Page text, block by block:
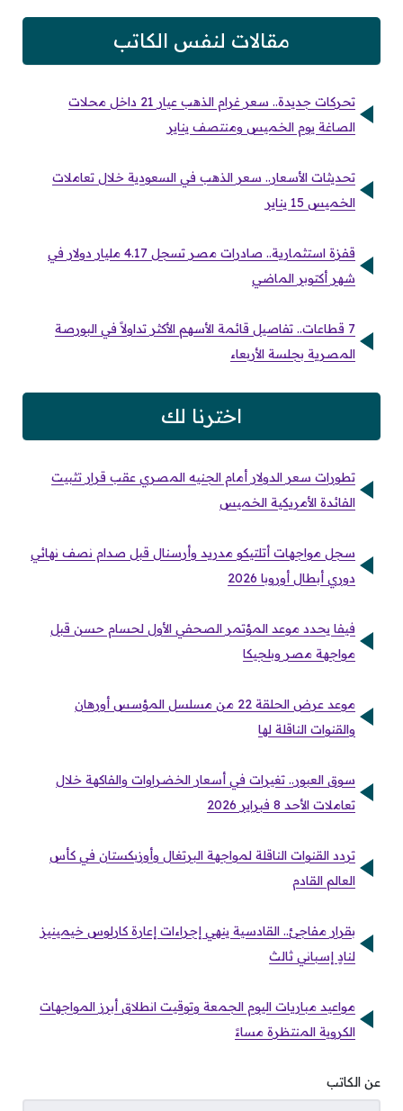
مقالات لنفس الكاتب
تحركات جديدة.. سعر غرام الذهب عيار 21 داخل محلات
الصاغة يوم الخميس ومنتصف يناير
تحديثات الأسعار.. سعر الذهب في السعودية خلال تعاملات
الخميس 15 يناير
قفزة استثمارية.. صادرات مصر تسجل 4.17 مليار دولار في
شهر أكتوبر الماضي
7 قطاعات.. تفاصيل قائمة الأسهم الأكثر تداولاً في البورصة
المصرية بجلسة الأربعاء
اخترنا لك
تطورات سعر الدولار أمام الجنيه المصري عقب قرار تثبيت
الفائدة الأمريكية الخميس
سجل مواجهات أتلتيكو مدريد وأرسنال قبل صدام نصف نهائي
دوري أبطال أوروبا 2026
فيفا يحدد موعد المؤتمر الصحفي الأول لحسام حسن قبل
مواجهة مصر وبلجيكا
موعد عرض الحلقة 22 من مسلسل المؤسس أورهان
والقنوات الناقلة لها
سوق العبور.. تغيرات في أسعار الخضراوات والفاكهة خلال
تعاملات الأحد 8 فبراير 2026
تردد القنوات الناقلة لمواجهة البرتغال وأوزبكستان في كأس
العالم القادم
بقرار مفاجئ.. القادسية ينهي إجراءات إعارة كارلوس خيمينيز
لنادٍ إسباني ثالث
مواعيد مباريات اليوم الجمعة وتوقيت انطلاق أبرز المواجهات
الكروية المنتظرة مساءً
عن الكاتب